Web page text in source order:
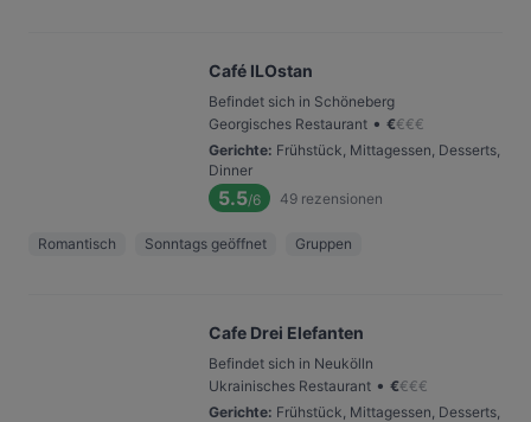
Café ILOstan
Befindet sich in Schöneberg
Georgisches Restaurant • €€€€
Gerichte: Frühstück, Mittagessen, Desserts,
Dinner
5.5/6 49 rezensionen
Romantisch Sonntags geöffnet Gruppen
Cafe Drei Elefanten
Befindet sich in Neukölln
Ukrainisches Restaurant • €€€€
Gerichte: Frühstück, Mittagessen, Desserts,